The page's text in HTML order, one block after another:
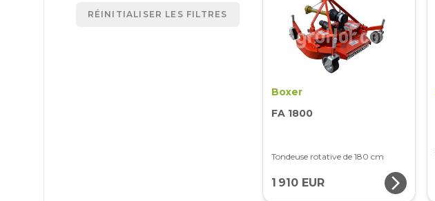
RÉINITIALISER LES FILTRES
Boxer
FA 1800
Tondeuse rotative de 180 cm
1 910 EUR arrow_forward_ios